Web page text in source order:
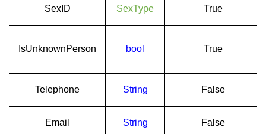
SexID SexType True
IsUnknownPerson bool True
Telephone String False
Email String False